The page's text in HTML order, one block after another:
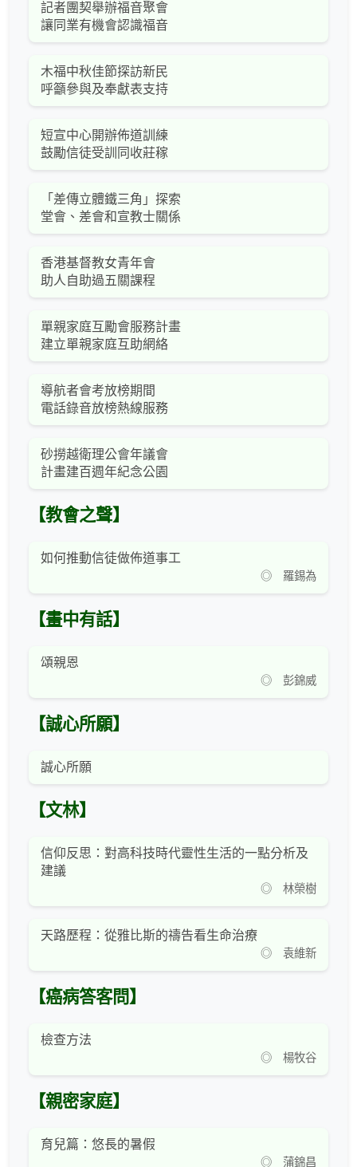
記者團契舉辦福音聚會
讓同業有機會認識福音
木福中秋佳節探訪新民
呼籲參與及奉獻表支持
短宣中心開辦佈道訓練
鼓勵信徒受訓同收莊稼
「差傳立體鐵三角」探索
堂會、差會和宣教士關係
香港基督教女青年會
助人自助過五關課程
單親家庭互勵會服務計畫
建立單親家庭互助網絡
導航者會考放榜期間
電話錄音放榜熱線服務
砂撈越衛理公會年議會
計畫建百週年紀念公園
【教會之聲】
如何推動信徒做佈道事工
◎ 羅錫為
【畫中有話】
頌親恩
◎ 彭錦威
【誠心所願】
誠心所願
【文林】
信仰反思：對高科技時代靈性生活的一點分析及
建議
◎ 林榮樹
天路歷程：從雅比斯的禱告看生命治療
◎ 袁維新
【癌病答客問】
檢查方法
◎ 楊牧谷
【親密家庭】
育兒篇：悠長的暑假
◎ 蒲錦昌